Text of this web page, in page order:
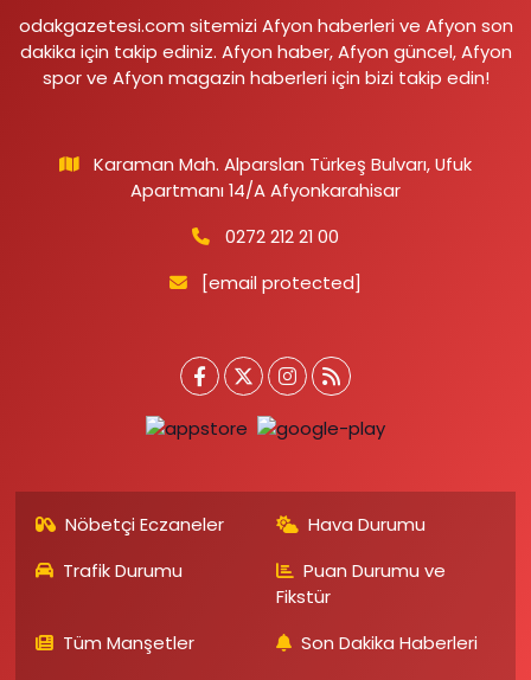
odakgazetesi.com sitemizi Afyon haberleri ve Afyon son
dakika için takip ediniz. Afyon haber, Afyon güncel, Afyon
spor ve Afyon magazin haberleri için bizi takip edin!
Karaman Mah. Alparslan Türkeş Bulvarı, Ufuk
Apartmanı 14/A Afyonkarahisar
0272 212 21 00
[email protected]
Nöbetçi Eczaneler
Hava Durumu
Trafik Durumu
Puan Durumu ve
Fikstür
Tüm Manşetler
Son Dakika Haberleri